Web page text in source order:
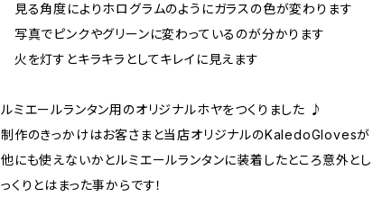
見る角度によりホログラムのようにガラスの色が変わります
写真でピンクやグリーンに変わっているのが分かります
火を灯すとキラキラとしてキレイに見えます
ルミエールランタン用のオリジナルホヤをつくりました ♪
制作のきっかけはお客さまと当店オリジナルのKaledoGlovesが
他にも使えないかとルミエールランタンに装着したところ意外とし
っくりとはまった事からです！